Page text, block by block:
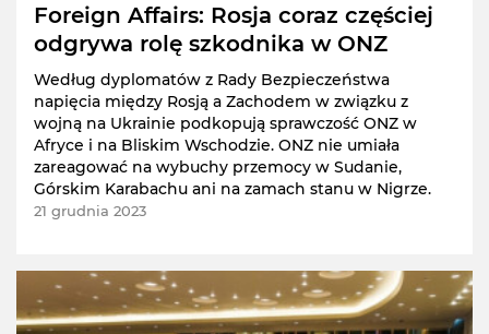
Foreign Affairs: Rosja coraz częściej
odgrywa rolę szkodnika w ONZ
Według dyplomatów z Rady Bezpieczeństwa
napięcia między Rosją a Zachodem w związku z
wojną na Ukrainie podkopują sprawczość ONZ w
Afryce i na Bliskim Wschodzie. ONZ nie umiała
zareagować na wybuchy przemocy w Sudanie,
Górskim Karabachu ani na zamach stanu w Nigrze.
21 grudnia 2023